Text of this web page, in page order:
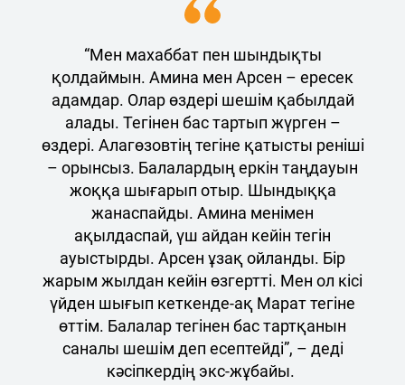
“Мен махаббат пен шындықты
қолдаймын. Амина мен Арсен – ересек
адамдар. Олар өздері шешім қабылдай
алады. Тегінен бас тартып жүрген –
өздері. Алагөзовтің тегіне қатысты реніші
– орынсыз. Балалардың еркін таңдауын
жоққа шығарып отыр. Шындыққа
жанаспайды. Амина менімен
ақылдаспай, үш айдан кейін тегін
ауыстырды. Арсен ұзақ ойланды. Бір
жарым жылдан кейін өзгертті. Мен ол кісі
үйден шығып кеткенде-ақ Марат тегіне
өттім. Балалар тегінен бас тартқанын
саналы шешім деп есептейді”, – деді
кәсіпкердің экс-жұбайы.